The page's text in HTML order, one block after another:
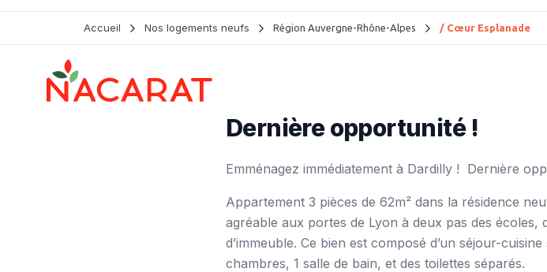
Accueil Nos logements neufs Région Auvergne-Rhône-Alpes / Cœur Esplanade
Dernière opportunité !
Emménagez immédiatement à Dardilly ! Dernière
Appartement 3 pièces de 62m² dans la résidence
agréable aux portes de Lyon à deux pas des écoles,
d’immeuble. Ce bien est composé d’un séjour-
chambres, 1 salle de bain, et des toilettes séparés.